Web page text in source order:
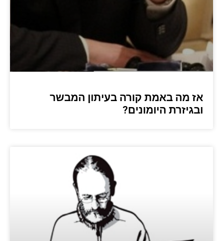
אז מה באמת קורה בעיתון המבשר
ובגיזרת היומונים?